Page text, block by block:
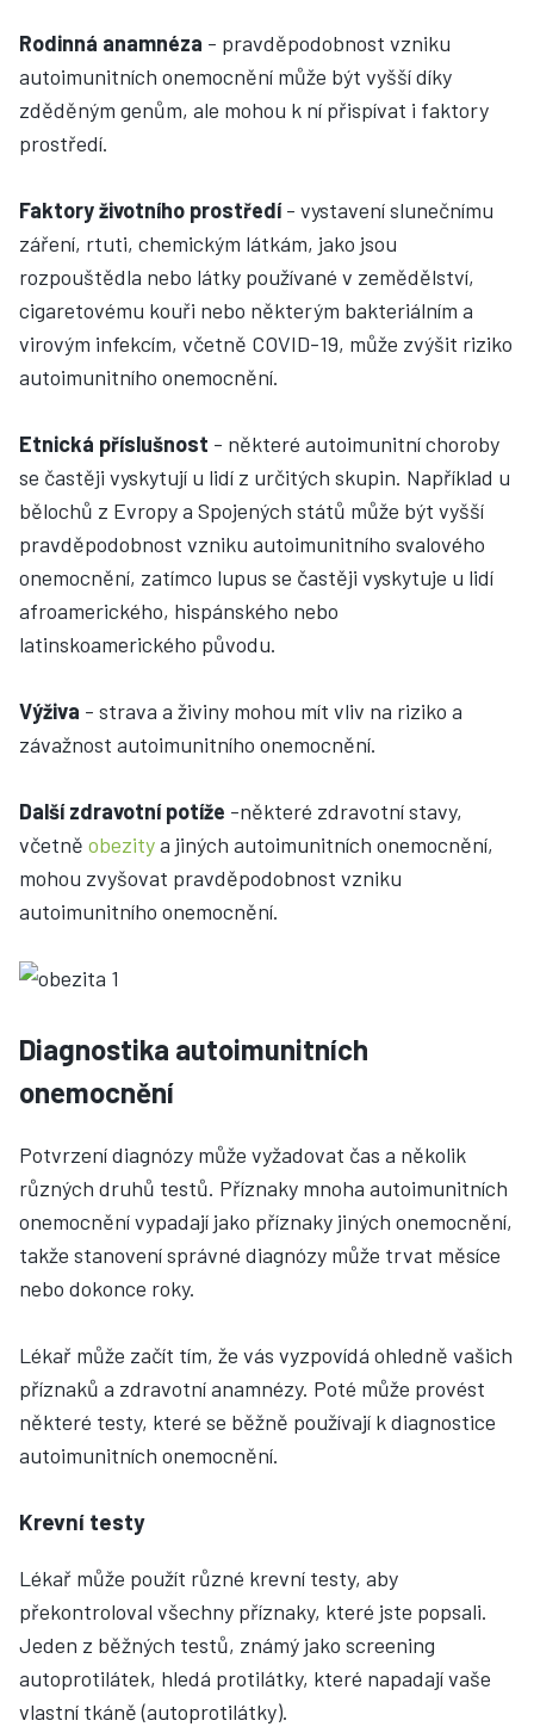
Rodinná anamnéza - pravděpodobnost vzniku
autoimunitních onemocnění může být vyšší díky
zděděným genům, ale mohou k ní přispívat i faktory
prostředí.
Faktory životního prostředí- vystavení slunečnímu
záření, rtuti, chemickým látkám, jako jsou
rozpouštědla nebo látky používané v zemědělství,
cigaretovému kouři nebo některým bakteriálním a
virovým infekcím, včetně COVID-19, může zvýšit riziko
autoimunitního onemocnění.
Etnická příslušnost - některé autoimunitní choroby
se častěji vyskytují u lidí z určitých skupin. Například u
bělochů z Evropy a Spojených států může být vyšší
pravděpodobnost vzniku autoimunitního svalového
onemocnění, zatímco lupus se častěji vyskytuje u lidí
afroamerického, hispánského nebo
latinskoamerického původu.
Výživa - strava a živiny mohou mít vliv na riziko a
závažnost autoimunitního onemocnění.
Další zdravotní potíže -některé zdravotní stavy,
včetně obezitya jiných autoimunitních onemocnění,
mohou zvyšovat pravděpodobnost vzniku
autoimunitního onemocnění.
Diagnostika autoimunitních
onemocnění
Potvrzení diagnózy může vyžadovat čas a několik
různých druhů testů. Příznaky mnoha autoimunitních
onemocnění vypadají jako příznaky jiných onemocnění,
takže stanovení správné diagnózy může trvat měsíce
nebo dokonce roky.
Lékař může začít tím, že vás vyzpovídá ohledně vašich
příznaků a zdravotní anamnézy. Poté může provést
některé testy, které se běžně používají k diagnostice
autoimunitních onemocnění.
Krevní testy
Lékař může použít různé krevní testy, aby
překontroloval všechny příznaky, které jste popsali.
Jeden z běžných testů, známý jako screening
autoprotilátek, hledá protilátky, které napadají vaše
vlastní tkáně (autoprotilátky).